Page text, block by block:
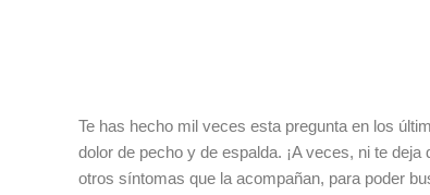
Te has hecho mil veces esta pregunta en los
dolor de pecho y de espalda. ¡A veces, ni te
otros síntomas que la acompañan, para poder